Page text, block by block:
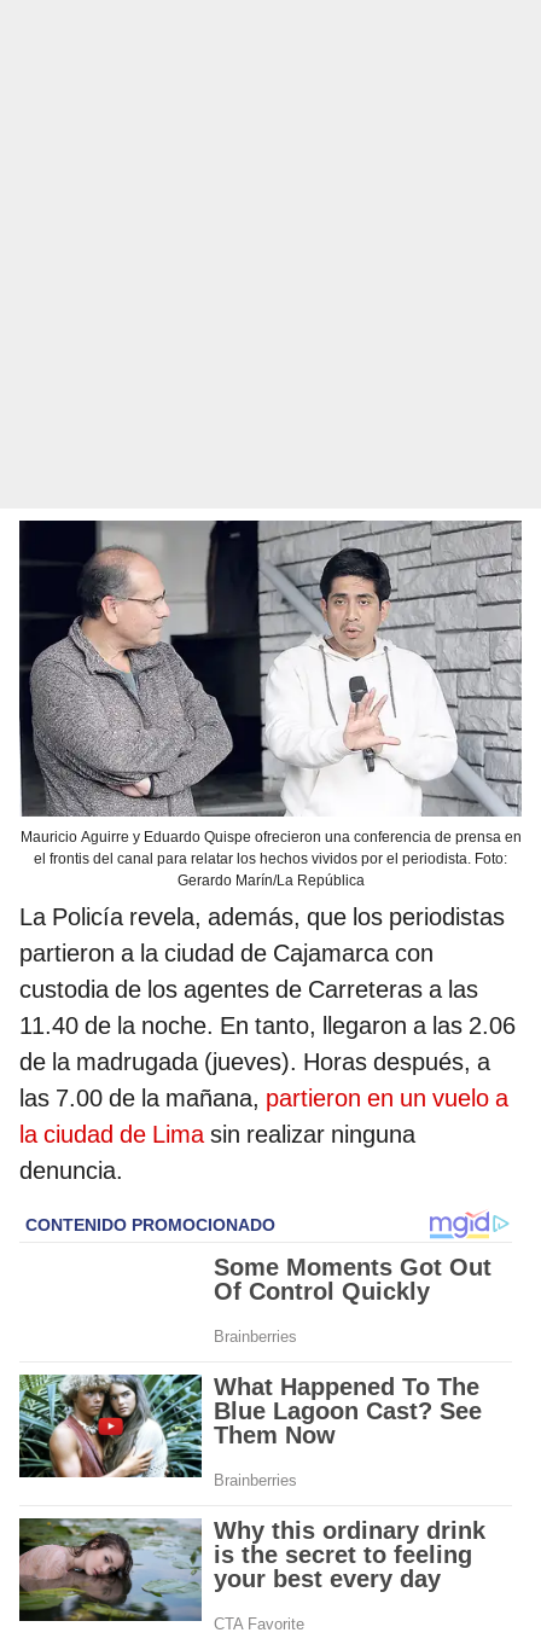
Mauricio Aguirre y Eduardo Quispe ofrecieron una conferencia de prensa en
el frontis del canal para relatar los hechos vividos por el periodista. Foto:
Gerardo Marín/La República
La Policía revela, además, que los periodistas
partieron a la ciudad de Cajamarca con
custodia de los agentes de Carreteras a las
11.40 de la noche. En tanto, llegaron a las 2.06
de la madrugada (jueves). Horas después, a
las 7.00 de la mañana, partieron en un vuelo a
la ciudad de Lima sin realizar ninguna
denuncia.